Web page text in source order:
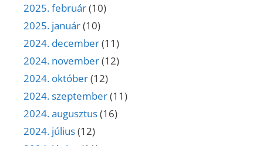
2025. február(10)
2025. január(10)
2024. december(11)
2024. november(12)
2024. október(12)
2024. szeptember(11)
2024. augusztus(16)
2024. július(12)